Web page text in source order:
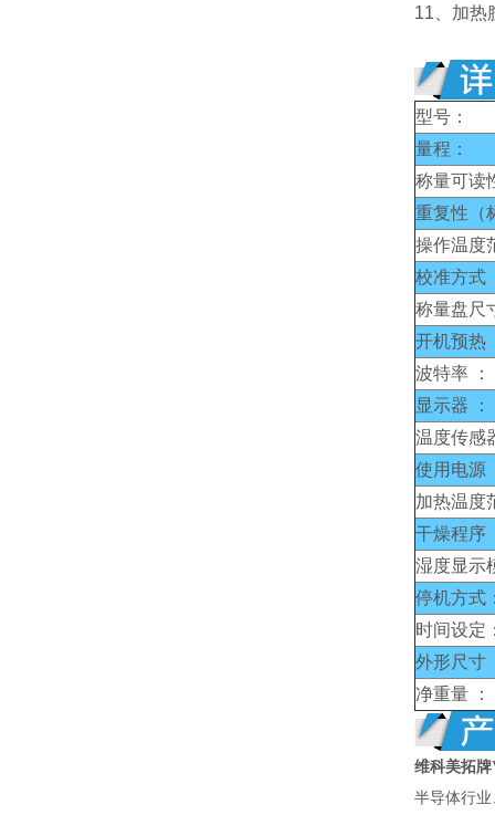
11、加热
型号：
量程：
称量可读
重复性（
操作温度
校准方式
称量盘尺
开机预热
波特率 ：
显示器 ：
温度传感
使用电源
加热温度
干燥程序
湿度显示
停机方式
时间设定
外形尺寸
净重量 ：
维科美拓牌
半导体行